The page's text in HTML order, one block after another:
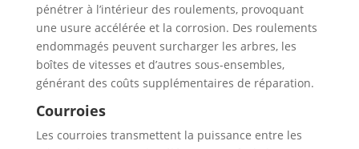
pénétrer à l’intérieur des roulements, provoquant
une usure accélérée et la corrosion. Des roulements
endommagés peuvent surcharger les arbres, les
boîtes de vitesses et d’autres sous-ensembles,
générant des coûts supplémentaires de réparation.
Courroies
Les courroies transmettent la puissance entre les